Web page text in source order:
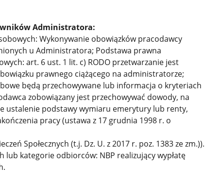
Administratora:
Wykonywanie obowiązków pracodawcy
u Administratora; Podstawa prawna
art. 6 ust. 1 lit. c) RODO przetwarzanie jest
prawnego ciążącego na administratorze;
będą przechowywane lub informacja o kryteriach
zobowiązany jest przechowywać dowody, na
ustalenie podstawy wymiaru emerytury lub renty,
pracy (ustawa z 17 grudnia 1998 r. o
Społecznych (t.j. Dz. U. z 2017 r. poz. 1383 ze zm.)).
lub kategorie odbiorców: NBP realizujący wypłatę